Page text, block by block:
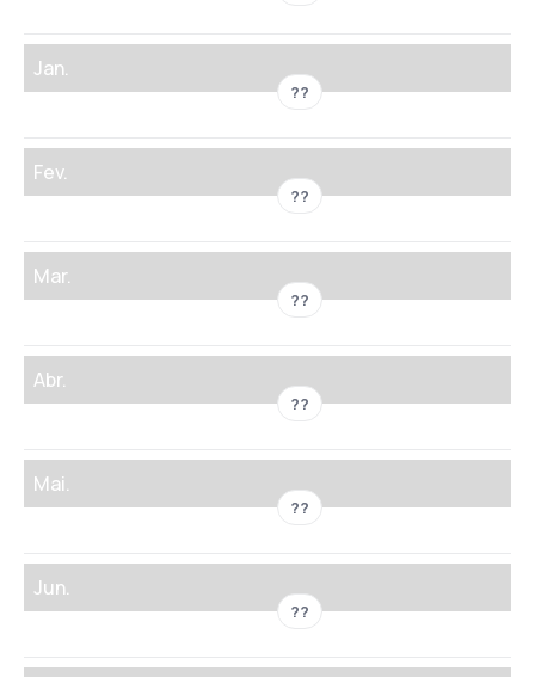
Jan.
??
Fev.
??
Mar.
??
Abr.
??
Mai.
??
Jun.
??